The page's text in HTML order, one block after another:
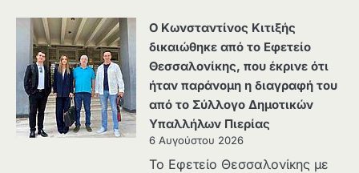
Ο Κωνσταντίνος Κιτιξής
δικαιώθηκε από το Εφετείο
Θεσσαλονίκης, που έκρινε ότι
ήταν παράνομη η διαγραφή του
από το Σύλλογο Δημοτικών
Υπαλλήλων Πιερίας
6 Αυγούστου 2026
Το Εφετείο Θεσσαλονίκης με